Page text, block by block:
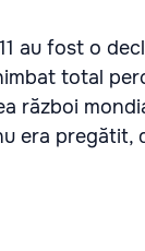
au fost o
total
război
era pregătit,